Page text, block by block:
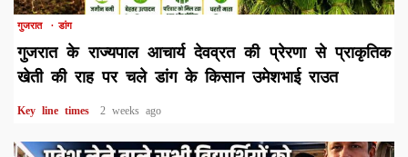
गुजरात डांग
गुजरात के राज्यपाल आचार्य देवव्रत की प्रेरणा से प्राकृतिक
खेती की राह पर चले डांग के किसान उमेशभाई राउत
Key line times 2 weeks ago